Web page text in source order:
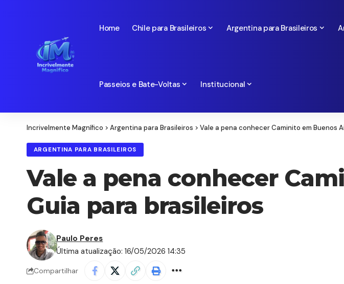
Home Chile para Brasileiros Argentina para Brasileiros
Passeios e Bate-Voltas Institucional
Incrivelmente Magnífico > Argentina para Brasileiros > Vale a pena conhecer Caminito em Buenos
ARGENTINA PARA BRASILEIROS
Vale a pena conhecer
Guia para brasileiros
Última atualização: 16/05/2026 14:35
Paulo Peres
Compartilhar